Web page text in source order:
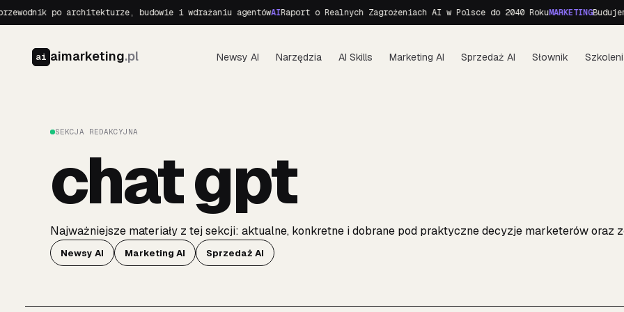
po architekturze, budowie i wdrażaniu agentówAIRaport o Realnych Zagrożeniach AI w Polsce do 2040 RokuMARKETINGBudujemy
ai aimarketing.pl Newsy AI Narzędzia AI Skills Marketing AI Sprzedaż AI Słownik
SEKCJA REDAKCYJNA
chat gpt
Najważniejsze materiały z tej sekcji: aktualne, konkretne i dobrane pod praktyczne decyzje marketerów oraz
Newsy AI Marketing AI Sprzedaż AI